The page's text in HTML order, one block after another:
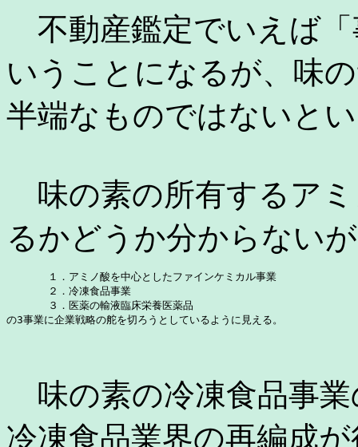
不動産鑑定でいえば
いうことになるが、味
半端なものではないと
味の素の所有するア
るかどうか分からない
１．アミノ酸を中心としたファインケミカル事業
２．冷凍食品事業
３．医薬の輸液臨床栄養医薬品
の3事業に企業戦略の舵を切ろうとしているように見える。
味の素の冷凍食品事
冷凍食品業界の再編成